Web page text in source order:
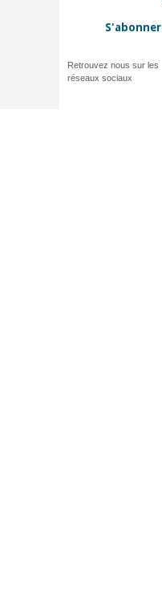
S'abonner
Retrouvez nous sur les
réseaux sociaux